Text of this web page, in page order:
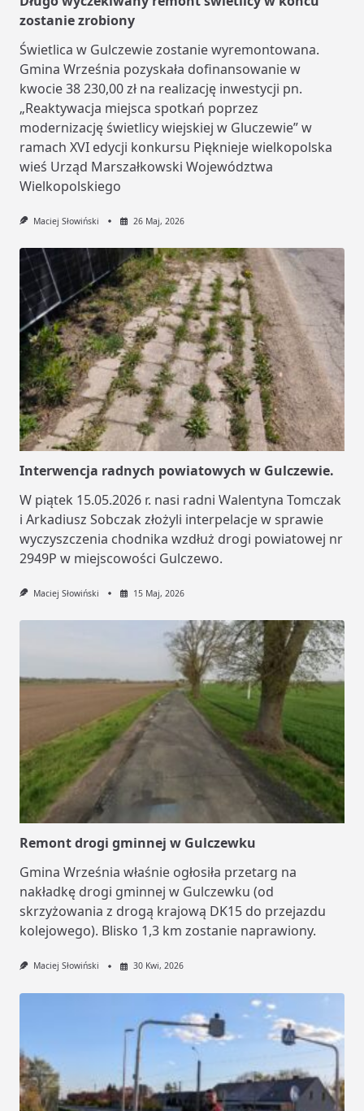
zostanie zrobiony
Świetlica w Gulczewie zostanie wyremontowana.
Gmina Września pozyskała dofinansowanie w
kwocie 38 230,00 zł na realizację inwestycji pn.
„Reaktywacja miejsca spotkań poprzez
modernizację świetlicy wiejskiej w Gluczewie” w
ramach XVI edycji konkursu Pięknieje wielkopolska
wieś Urząd Marszałkowski Województwa
Wielkopolskiego
Maciej Słowiński 26 Maj, 2026
Interwencja radnych powiatowych w Gulczewie.
W piątek 15.05.2026 r. nasi radni Walentyna Tomczak
i Arkadiusz Sobczak złożyli interpelacje w sprawie
wyczyszczenia chodnika wzdłuż drogi powiatowej nr
2949P w miejscowości Gulczewo.
Maciej Słowiński 15 Maj, 2026
Remont drogi gminnej w Gulczewku
Gmina Września właśnie ogłosiła przetarg na
nakładkę drogi gminnej w Gulczewku (od
skrzyżowania z drogą krajową DK15 do przejazdu
kolejowego). Blisko 1,3 km zostanie naprawiony.
Maciej Słowiński 30 Kwi, 2026